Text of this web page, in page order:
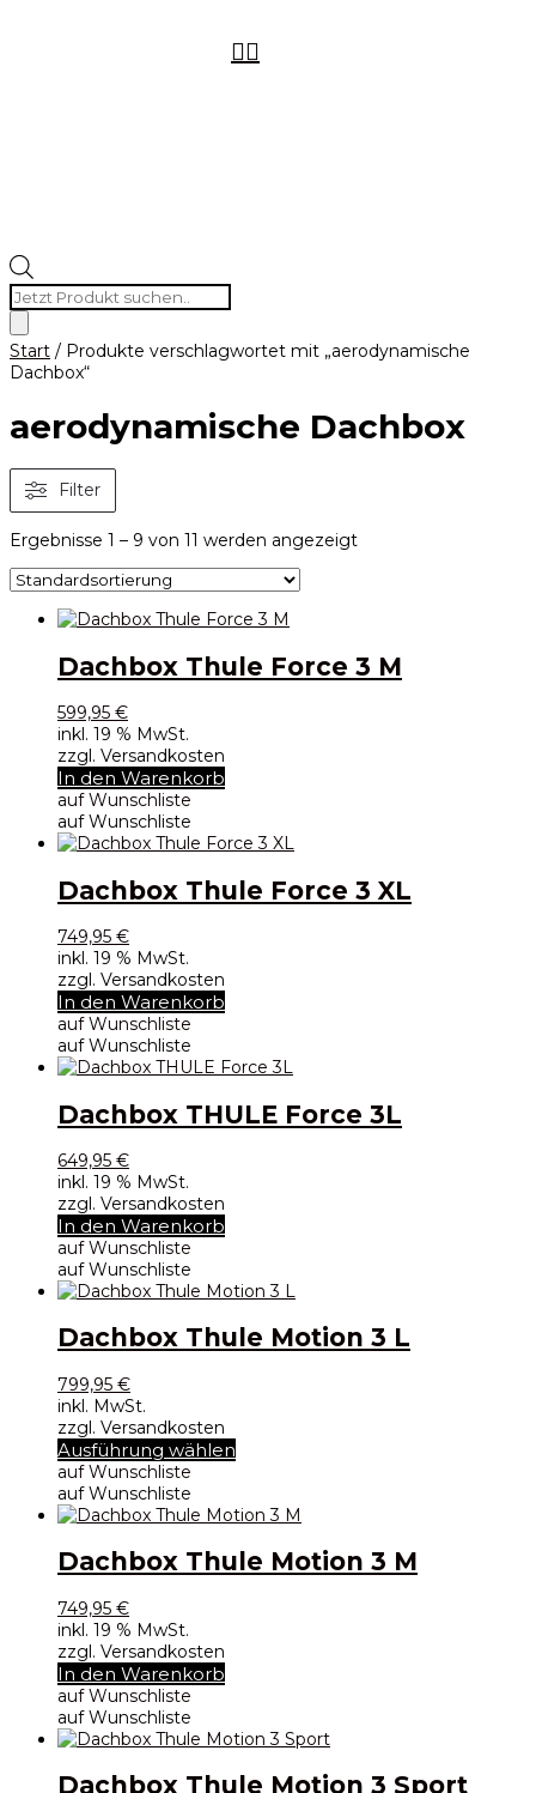
Products
search

Start / Produkte verschlagwortet mit „aerodynamische
Dachbox“
aerodynamische Dachbox
Filter
Ergebnisse 1 – 9 von 11 werden angezeigt
Dachbox Thule Force 3 M
599,95 €
inkl. 19 % MwSt.
zzgl. Versandkosten
In den Warenkorb
auf Wunschliste
auf Wunschliste
Dachbox Thule Force 3 XL
749,95 €
inkl. 19 % MwSt.
zzgl. Versandkosten
In den Warenkorb
auf Wunschliste
auf Wunschliste
Dachbox THULE Force 3L
649,95 €
inkl. 19 % MwSt.
zzgl. Versandkosten
In den Warenkorb
auf Wunschliste
auf Wunschliste
Dachbox Thule Motion 3 L
799,95 €
inkl. MwSt.
zzgl. Versandkosten
Ausführung wählen
mehrere
auf.
Die
werden
auf Wunschliste
auf Wunschliste
Dachbox Thule Motion 3 M
749,95 €
inkl. 19 % MwSt.
zzgl. Versandkosten
In den Warenkorb
auf Wunschliste
auf Wunschliste
Dachbox Thule Motion 3 Sport